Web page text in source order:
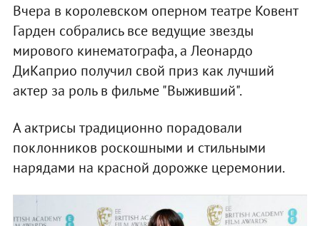
Вчера в королевском оперном театре Ковент
Гарден собрались все ведущие звезды
мирового кинематографа, а Леонардо
ДиКаприо получил свой приз как лучший
актер за роль в фильме "Выживший".
А актрисы традиционно порадовали
поклонников роскошными и стильными
нарядами на красной дорожке церемонии.